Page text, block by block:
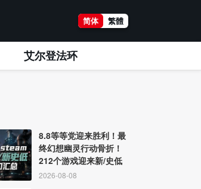
简体 繁體
艾尔登法环
8.8等等党迎来胜利！最
终幻想幽灵行动骨折！
212个游戏迎来新/史低
2026-08-08